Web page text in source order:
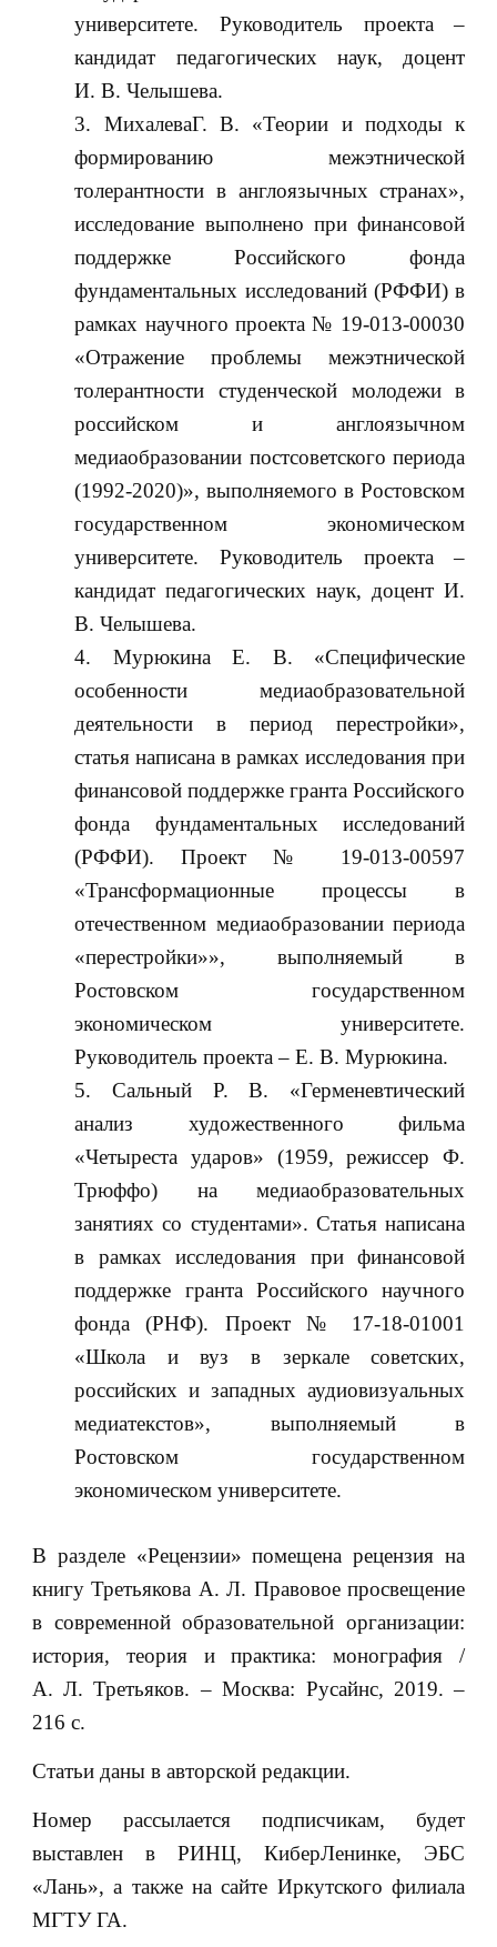
университете. Руководитель проекта –
кандидат педагогических наук, доцент
И. В. Челышева.
МихалеваГ. В. «Теории и подходы к
формированию межэтнической
толерантности в англоязычных странах»,
исследование выполнено при финансовой
поддержке Российского фонда
фундаментальных исследований (РФФИ) в
рамках научного проекта № 19-013-00030
«Отражение проблемы межэтнической
толерантности студенческой молодежи в
российском и англоязычном
медиаобразовании постсоветского периода
(1992-2020)», выполняемого в Ростовском
государственном экономическом
университете. Руководитель проекта –
кандидат педагогических наук, доцент И.
В. Челышева.
Мурюкина Е. В. «Специфические
особенности медиаобразовательной
деятельности в период перестройки»,
статья написана в рамках исследования при
финансовой поддержке гранта Российского
фонда фундаментальных исследований
(РФФИ). Проект № 19-013-00597
«Трансформационные процессы в
отечественном медиаобразовании периода
«перестройки»», выполняемый в
Ростовском государственном
экономическом университете.
Руководитель проекта – Е. В. Мурюкина.
Сальный Р. В. «Герменевтический
анализ художественного фильма
«Четыреста ударов» (1959, режиссер Ф.
Трюффо) на медиаобразовательных
занятиях со студентами». Статья написана
в рамках исследования при финансовой
поддержке гранта Российского научного
фонда (РНФ). Проект № 17-18-01001
«Школа и вуз в зеркале советских,
российских и западных аудиовизуальных
медиатекстов», выполняемый в
Ростовском государственном
экономическом университете.
В разделе «Рецензии» помещена рецензия на
книгу Третьякова А. Л. Правовое просвещение
в современной образовательной организации:
история, теория и практика: монография /
А. Л. Третьяков. – Москва: Русайнс, 2019. –
216 с.
Статьи даны в авторской редакции.
Номер рассылается подписчикам, будет
выставлен в РИНЦ, КиберЛенинке, ЭБС
«Лань», а также на сайте Иркутского филиала
МГТУ ГА.